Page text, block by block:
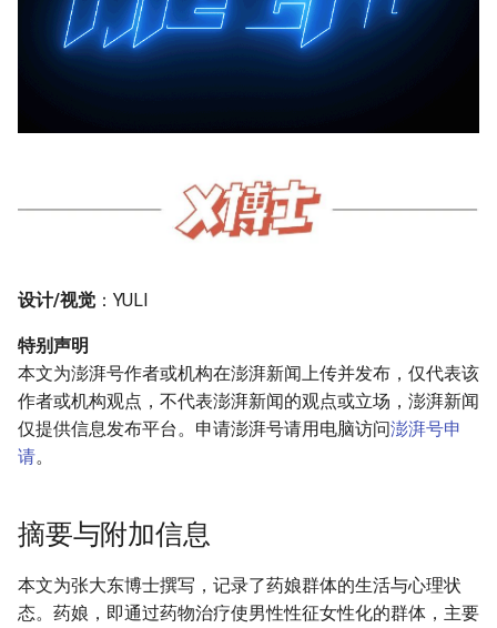
设计/视觉 ：YULI
特别声明
本文为澎湃号作者或机构在澎湃新闻上传并发布，仅代表该
作者或机构观点，不代表澎湃新闻的观点或立场，澎湃新闻
仅提供信息发布平台。申请澎湃号请用电脑访问澎湃号申
请。
摘要与附加信息
本文为张大东博士撰写，记录了药娘群体的生活与心理状
态。药娘，即通过药物治疗使男性性征女性化的群体，主要